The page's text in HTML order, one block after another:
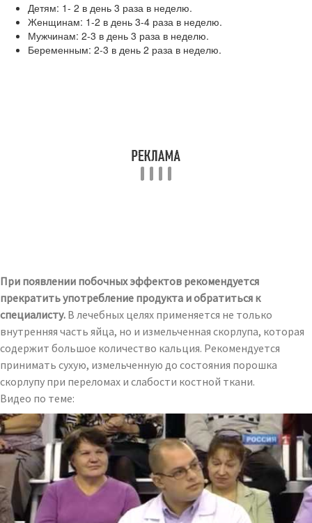
Детям: 1- 2 в день 3 раза в неделю.
Женщинам: 1-2 в день 3-4 раза в неделю.
Мужчинам: 2-3 в день 3 раза в неделю.
Беременным: 2-3 в день 2 раза в неделю.
При появлении побочных эффектов рекомендуется
прекратить употребление продукта и обратиться к
специалисту. В лечебных целях применяется не только
внутренняя часть яйца, но и измельченная скорлупа, которая
содержит большое количество кальция. Рекомендуется
принимать сухую, измельченную до состояния порошка
скорлупу при переломах и слабости костной ткани.
Видео по теме: